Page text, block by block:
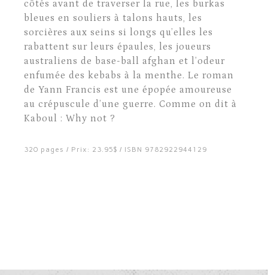
côtés avant de traverser la rue, les burkas
bleues en souliers à talons hauts, les
sorcières aux seins si longs qu’elles les
rabattent sur leurs épaules, les joueurs
australiens de base-ball afghan et l’odeur
enfumée des kebabs à la menthe. Le roman
de Yann Francis est une épopée amoureuse
au crépuscule d’une guerre. Comme on dit à
Kaboul : Why not ?
320 pages / Prix: 23.95$ / ISBN 9782922944129